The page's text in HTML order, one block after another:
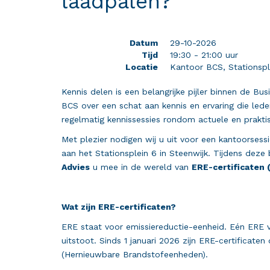
Datum
29-10-2026
Tijd
19:30 - 21:00 uur
Locatie
Kantoor BCS,
Kennis delen is een belangrijke pijler binnen de
BCS over een schat aan kennis en ervaring die
regelmatig kennissessies rondom actuele en
Met plezier nodigen wij u uit voor een
aan het Stationsplein 6 in Steenwijk. Tijdens
Advies u mee in de wereld van ERE-certificaten
Wat zijn ERE-certificaten?
ERE staat voor emissiereductie-eenheid. Eén
uitstoot. Sinds 1 januari 2026 zijn ERE-
(Hernieuwbare Brandstofeenheden).